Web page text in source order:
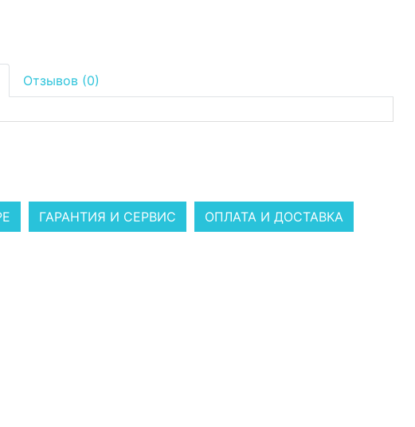
Отзывов (0)
ГАРАНТИЯ И СЕРВИС ОПЛАТА И ДОСТАВКА